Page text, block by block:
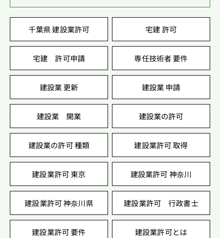
千葉県 建設業許可 宅建 許可
宅建 許可申請 専任技術者 要件
建設業 更新 建設業 申請
建設業 開業 建設業の許可
建設業の許可 種類 建設業許可 取得
建設業許可 東京 建設業許可 神奈川
建設業許可 神奈川県 建設業許可 行政書士
建設業許可 要件 建設業許可とは